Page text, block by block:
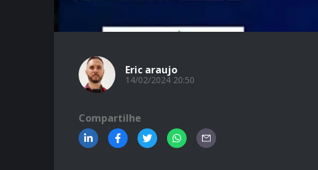
Eric araujo
14/02/2024 20:50
Compartilhe